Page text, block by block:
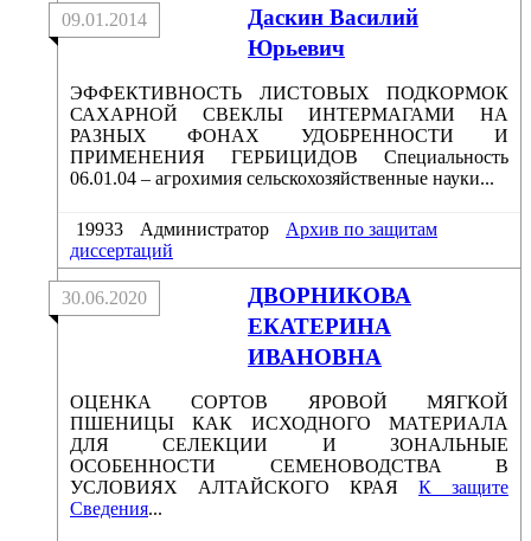
Даскин Василий
Юрьевич
09.01.2014
ЭФФЕКТИВНОСТЬ ЛИСТОВЫХ ПОДКОРМОК
САХАРНОЙ СВЕКЛЫ ИНТЕРМАГАМИ НА
РАЗНЫХ ФОНАХ УДОБРЕННОСТИ И
ПРИМЕНЕНИЯ ГЕРБИЦИДОВ Специальность
06.01.04 – агрохимия сельскохозяйственные науки...
19933 Администратор
Архив по защитам
диссертаций
ДВОРНИКОВА
ЕКАТЕРИНА
ИВАНОВНА
30.06.2020
ОЦЕНКА СОРТОВ ЯРОВОЙ МЯГКОЙ
ПШЕНИЦЫ КАК ИСХОДНОГО МАТЕРИАЛА
ДЛЯ СЕЛЕКЦИИ И ЗОНАЛЬНЫЕ
ОСОБЕННОСТИ СЕМЕНОВОДСТВА В
УСЛОВИЯХ АЛТАЙСКОГО КРАЯ К защите
Сведения...